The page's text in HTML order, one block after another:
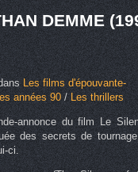
DEMME
Les films d'épouvante-
années 90/Les thrillers
annonce du film Le
des secrets de
ci.